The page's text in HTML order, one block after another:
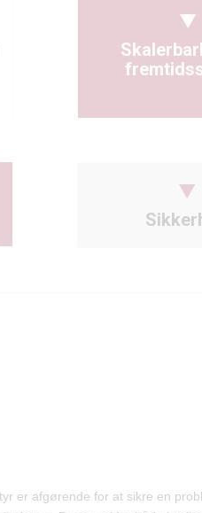
er afgørende for at sikre en